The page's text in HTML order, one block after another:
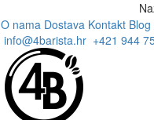
O nama Dostava Kontakt Blog
info@4barista.hr +421 944